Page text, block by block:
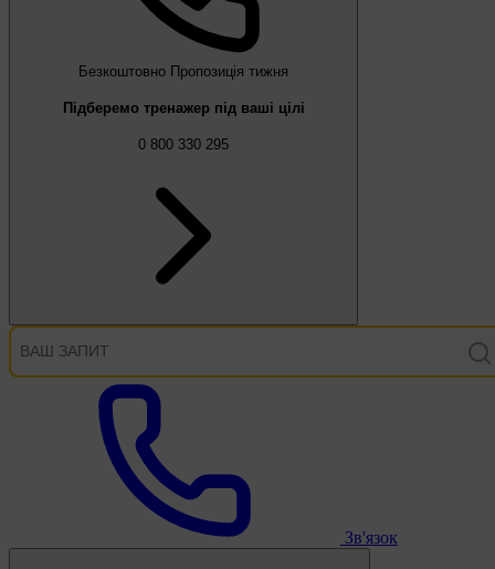
Безкоштовно Пропозиція тижня
Підберемо тренажер під ваші цілі
0 800 330 295
Зв'язок